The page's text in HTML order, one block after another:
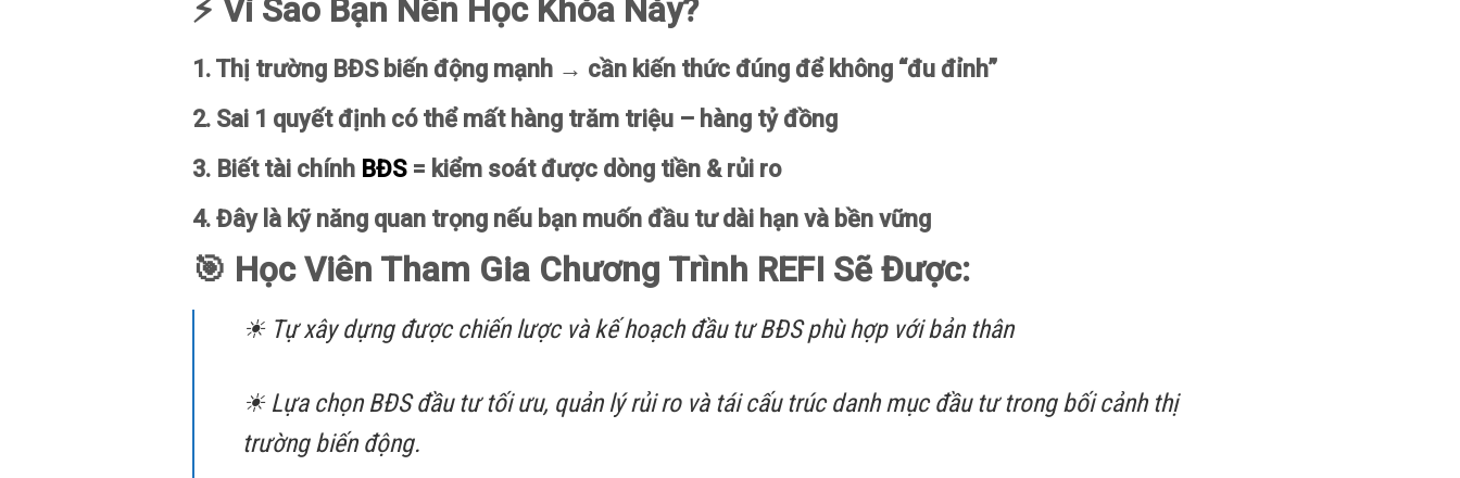
⚡ Vì Sao Bạn Nên Học Khóa Này?
1. Thị trường BĐS biến động mạnh → cần kiến thức đúng để không “đu đỉnh”
2. Sai 1 quyết định có thể mất hàng trăm triệu – hàng tỷ đồng
3. Biết tài chính BĐS= kiểm soát được dòng tiền & rủi ro
4. Đây là kỹ năng quan trọng nếu bạn muốn đầu tư dài hạn và bền vững
🎯 Học Viên Tham Gia Chương Trình REFI Sẽ Được:
☀ Tự xây dựng được chiến lược và kế hoạch đầu tư BĐS phù hợp với bản thân
☀ Lựa chọn BĐS đầu tư tối ưu, quản lý rủi ro và tái cấu trúc danh mục đầu tư trong bối cảnh thị
trường biến động.